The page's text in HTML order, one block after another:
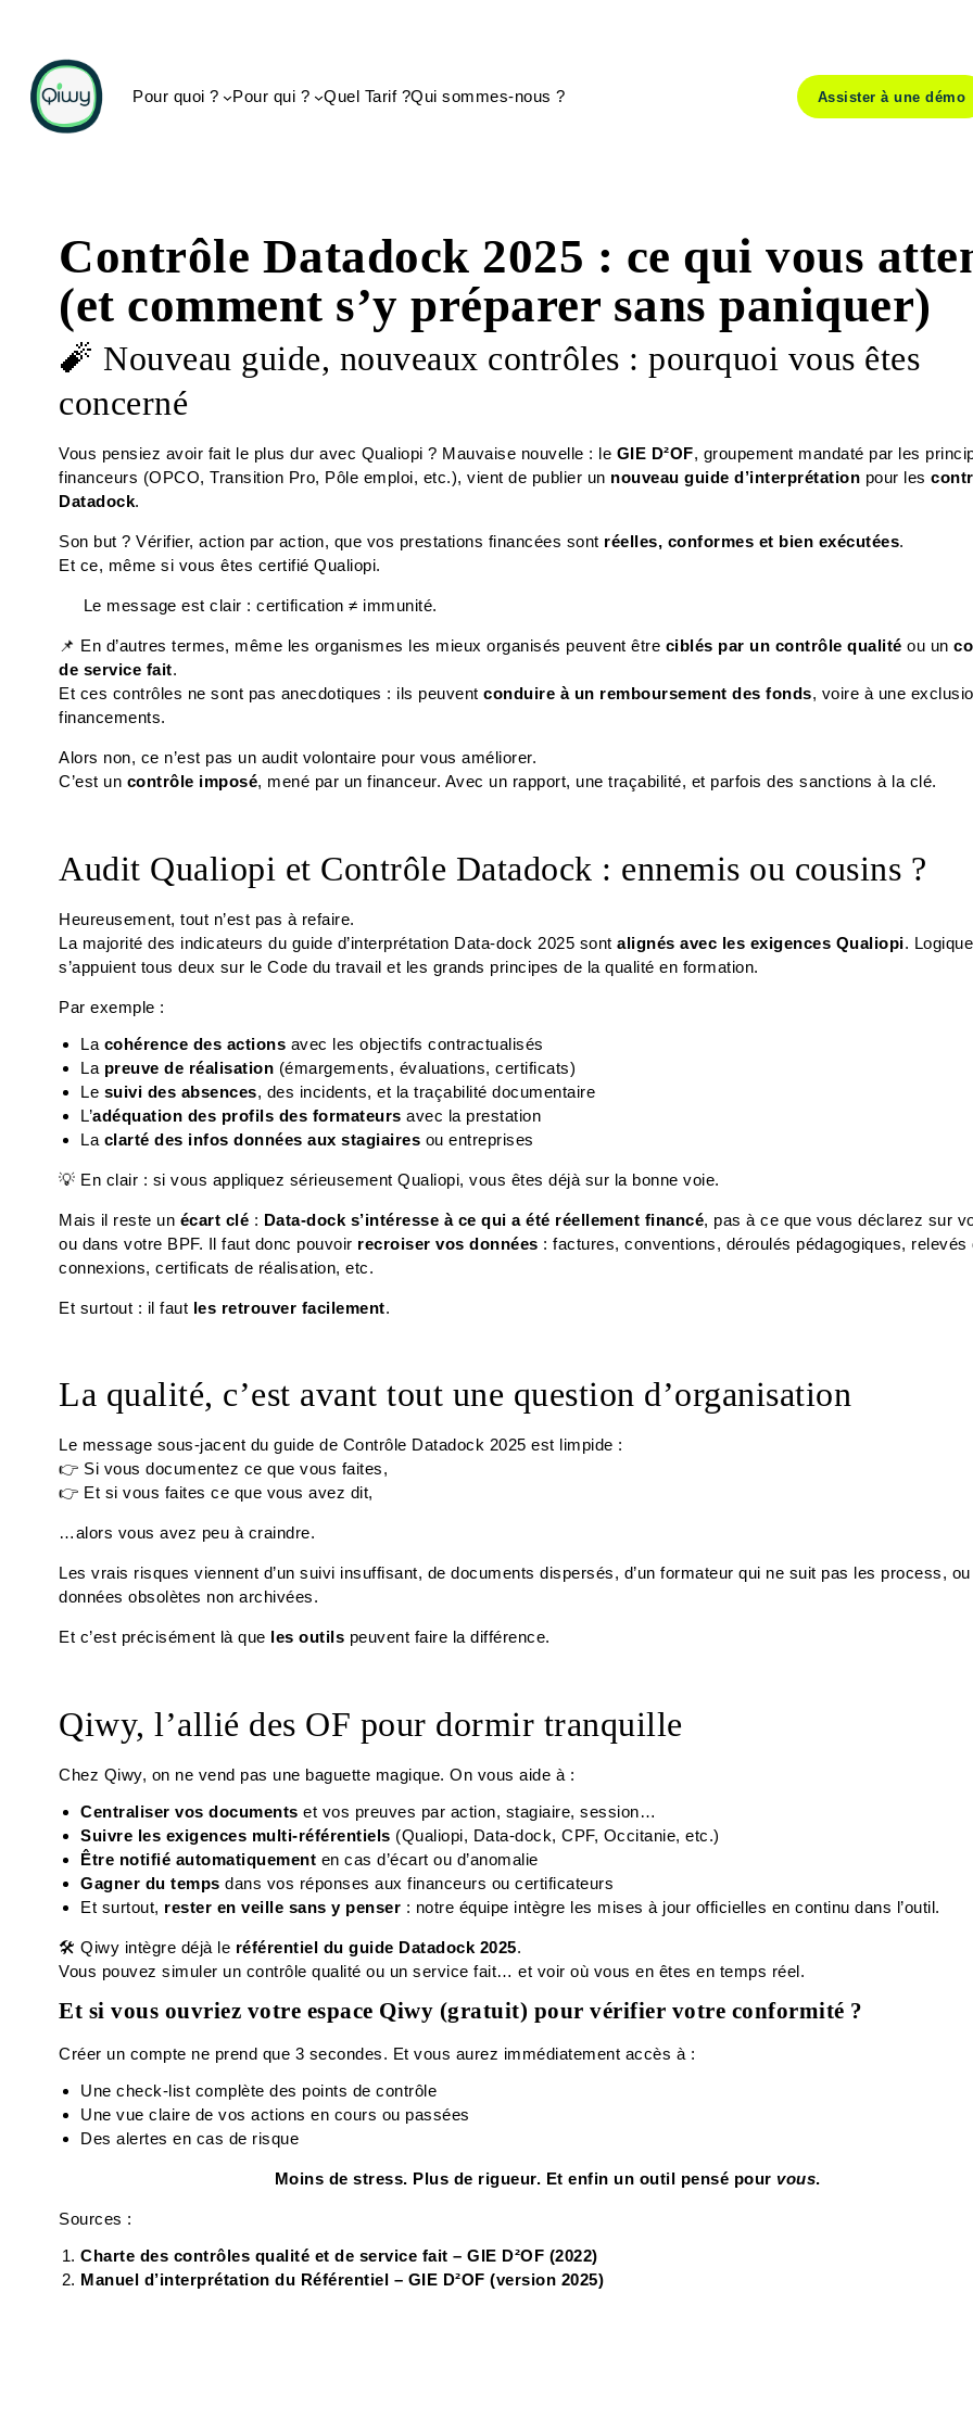
Pour quoi ? Pour qui ? Quel Tarif ?Qui sommes-nous ? Assister à une démo
Contrôle Datadock 2025 : ce qui vous
(et comment s’y préparer sans paniquer)
🧨 Nouveau guide, nouveaux contrôles : pourquoi vous êtes
concerné
Vous pensiez avoir fait le plus dur avec Qualiopi ? Mauvaise nouvelle : le GIE D²OF, groupement mandaté par les
financeurs (OPCO, Transition Pro, Pôle emploi, etc.), vient de publier un nouveau guide d’interprétation pour les
Datadock.
Son but ? Vérifier, action par action, que vos prestations financées sont réelles, conformes et bien exécutées.
Et ce, même si vous êtes certifié Qualiopi.
Le message est clair : certification ≠ immunité.
📌 En d’autres termes, même les organismes les mieux organisés peuvent être ciblés par un contrôle qualité ou un
de service fait.
Et ces contrôles ne sont pas anecdotiques : ils peuventconduire à un remboursement des fonds, voire à une
financements.
Alors non, ce n’est pas un audit volontaire pour vous améliorer.
C’est un contrôle imposé, mené par un financeur. Avec un rapport, une traçabilité, et parfois des sanctions à la clé.
Audit Qualiopi et Contrôle Datadock : ennemis ou cousins ?
Heureusement, tout n’est pas à refaire.
La majorité des indicateurs du guide d’interprétation Data-dock 2025 sontalignés avec les exigences Qualiopi.
s’appuient tous deux sur le Code du travail et les grands principes de la qualité en formation.
Par exemple :
La cohérence des actions avec les objectifs contractualisés
La preuve de réalisation (émargements, évaluations, certificats)
Le suivi des absences, des incidents, et la traçabilité documentaire
L’adéquation des profils des formateurs avec la prestation
La clarté des infos données aux stagiaires ou entreprises
💡 En clair : si vous appliquez sérieusement Qualiopi, vous êtes déjà sur la bonne voie.
Mais il reste un écart clé : Data-dock s’intéresse à ce qui a été réellement financé, pas à ce que vous déclarez sur
ou dans votre BPF. Il faut donc pouvoir recroiser vos données : factures, conventions, déroulés pédagogiques, relevés
connexions, certificats de réalisation, etc.
Et surtout : il faut les retrouver facilement.
La qualité, c’est avant tout une question d’organisation
Le message sous-jacent du guide de Contrôle Datadock 2025 est limpide :
👉 Si vous documentez ce que vous faites,
👉 Et si vous faites ce que vous avez dit,
…alors vous avez peu à craindre.
Les vrais risques viennent d’un suivi insuffisant, de documents dispersés, d’un formateur qui ne suit pas les process,
données obsolètes non archivées.
Et c’est précisément là que les outils peuvent faire la différence.
Qiwy, l’allié des OF pour dormir tranquille
Chez Qiwy, on ne vend pas une baguette magique. On vous aide à :
Centraliser vos documents et vos preuves par action, stagiaire, session…
Suivre les exigences multi-référentiels (Qualiopi, Data-dock, CPF, Occitanie, etc.)
Être notifié automatiquement en cas d’écart ou d’anomalie
Gagner du temps dans vos réponses aux financeurs ou certificateurs
Et surtout, rester en veille sans y penser : notre équipe intègre les mises à jour officielles en continu dans l’outil.
🛠️ Qiwy intègre déjà le référentiel du guide Datadock 2025.
Vous pouvez simuler un contrôle qualité ou un service fait… et voir où vous en êtes en temps réel.
Et si vous ouvriez votre espace Qiwy (gratuit) pour vérifier votre conformité ?
Créer un compte ne prend que 3 secondes. Et vous aurez immédiatement accès à :
Une check-list complète des points de contrôle
Une vue claire de vos actions en cours ou passées
Des alertes en cas de risque
Moins de stress. Plus de rigueur. Et enfin un outil pensé pour vous.
Sources :
Charte des contrôles qualité et de service fait – GIE D²OF (2022)
Manuel d’interprétation du Référentiel – GIE D²OF (version 2025)